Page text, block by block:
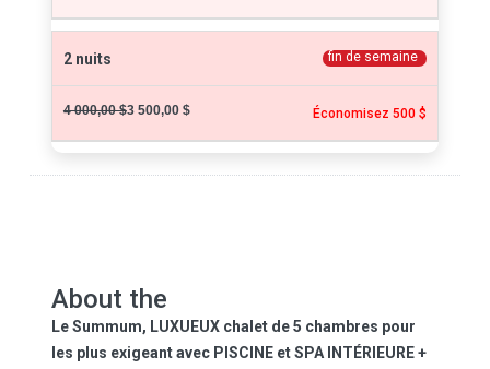
2 nuits fin de semaine
4 000,00 $3 500,00 $ Économisez 500 $
About the
Le Summum, LUXUEUX chalet de 5 chambres pour
les plus exigeant avec PISCINE et SPA INTÉRIEURE +